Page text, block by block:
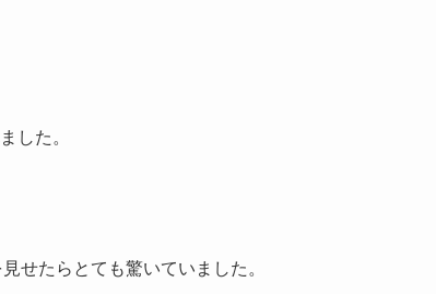
した。
せたらとても驚いていました。